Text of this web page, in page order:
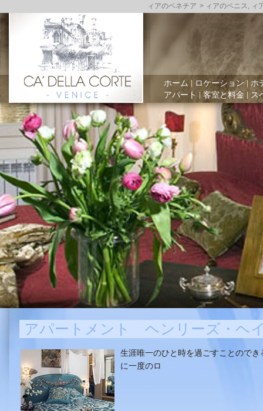
ィアのベネチア > ィアのベニス, ィ
ホーム | ロケーション|ホ
アパート | 客室と料金 | ス
アパートメント ヘンリーズ・ヘ
生涯唯一のひと時を過ごすことので
に一度のロ